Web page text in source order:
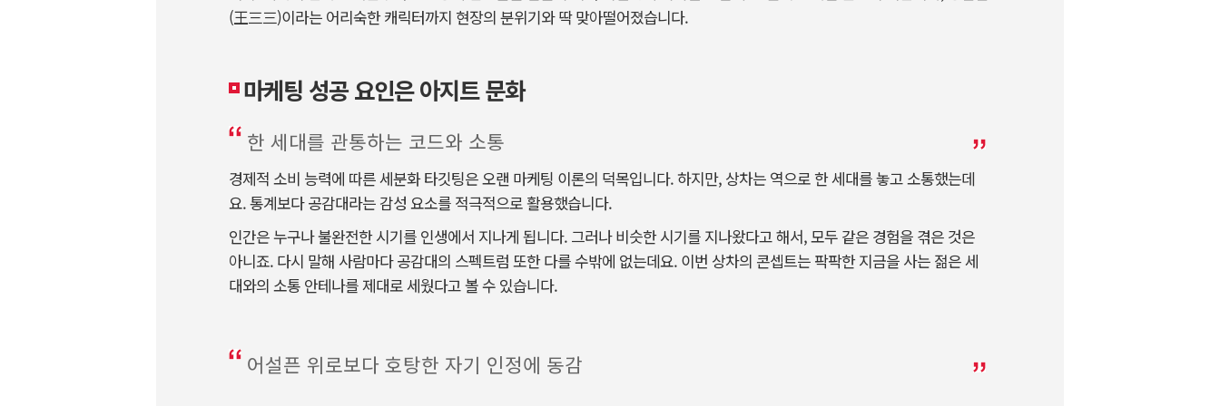
(王三三)이라는 어리숙한 캐릭터까지 현장의 분위기와 딱 맞아떨어졌습니다.
마케팅 성공 요인은 아지트 문화
한 세대를 관통하는 코드와 소통
경제적 소비 능력에 따른 세분화 타깃팅은 오랜 마케팅 이론의 덕목입니다. 하지만, 상차는 역으로 한 세대를 놓고 소통했는데
요. 통계보다 공감대라는 감성 요소를 적극적으로 활용했습니다.
인간은 누구나 불완전한 시기를 인생에서 지나게 됩니다. 그러나 비슷한 시기를 지나왔다고 해서, 모두 같은 경험을 겪은 것은
아니죠. 다시 말해 사람마다 공감대의 스펙트럼 또한 다를 수밖에 없는데요. 이번 상차의 콘셉트는 팍팍한 지금을 사는 젊은 세
대와의 소통 안테나를 제대로 세웠다고 볼 수 있습니다.
어설픈 위로보다 호탕한 자기 인정에 동감